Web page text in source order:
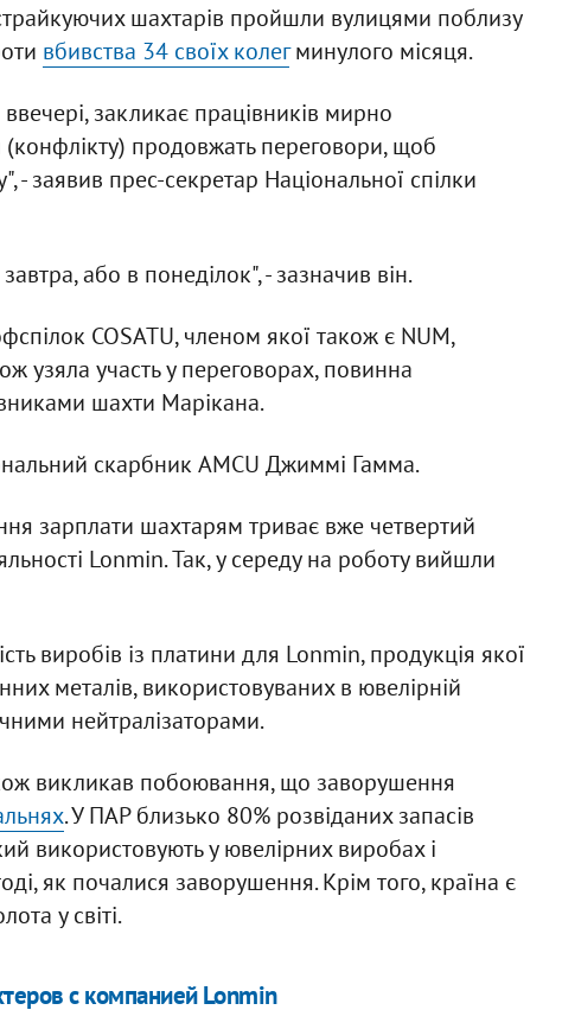
шахтарів пройшли вулицями поблизу
вбивства 34 своїх колегминулого місяця.
закликає працівників мирно
продовжать переговори, щоб
- заявив прес-секретар Національної спілки
або в понеділок", - зазначив він.
COSATU, членом якої також є NUM,
узяла участь у переговорах, повинна
шахти Марікана.
скарбник AMCU Джиммі Гамма.
зарплати шахтарям триває вже четвертий
Lonmin. Так, у середу на роботу вийшли
виробів із платини для Lonmin, продукція якої
металів, використовуваних в ювелірній
нейтралізаторами.
викликав побоювання, що заворушення
. У ПАР близько 80% розвіданих запасів
використовують у ювелірних виробах і
як почалися заворушення. Крім того, країна є
у світі.
с компанией Lonmin